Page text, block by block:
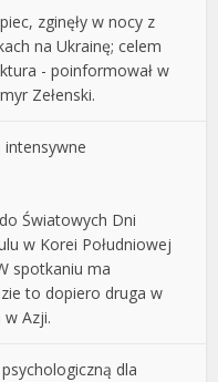
zginęły w nocy z
na Ukrainę; celem
- poinformował w
Zełenski.
intensywne
Światowych Dni
w Korei Południowej
spotkaniu ma
to dopiero druga w
Azji.
dla